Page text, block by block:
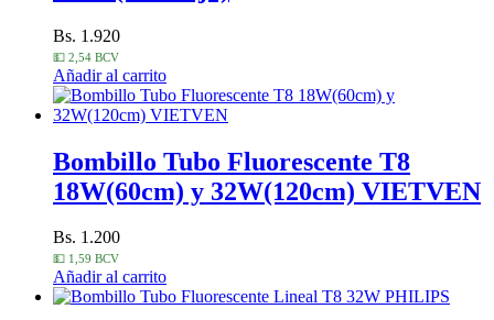
Bs. 1.920
💵 2,54 BCV
Añadir al carrito
Bombillo Tubo Fluorescente T8
18W(60cm) y 32W(120cm) VIETVEN
Bs. 1.200
💵 1,59 BCV
Añadir al carrito